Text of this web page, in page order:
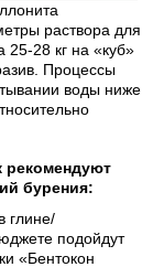
раствора для
25-28 кг на «куб»
Процессы
воды ниже
рекомендуют
бурения:
глине/
подойдут
«Бентокон